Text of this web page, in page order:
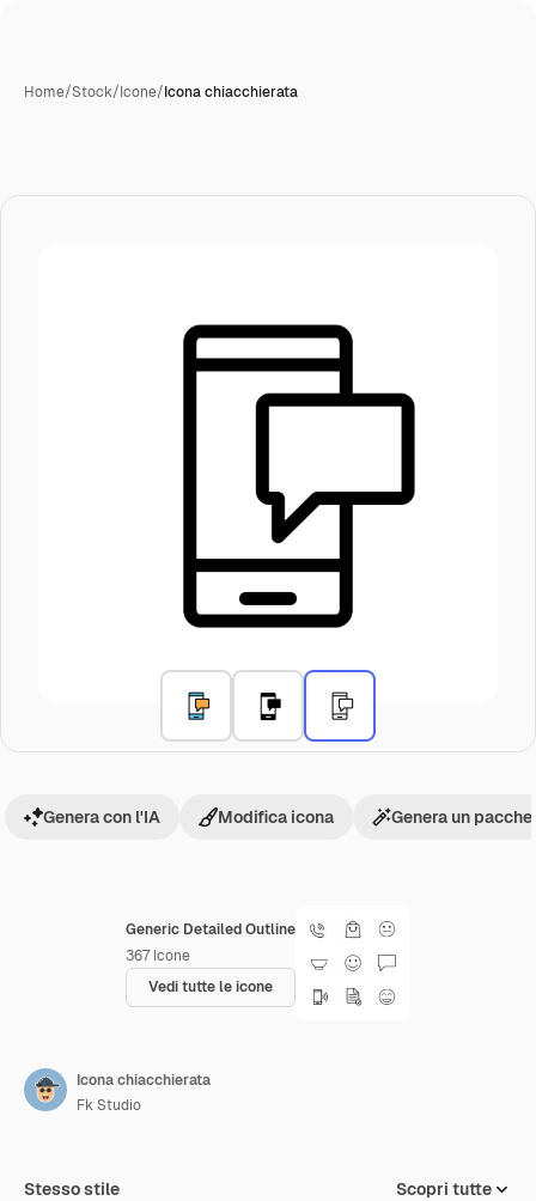
Home/Stock/Icone/Icona chiacchierata
Generic Detailed Outline
367 Icone
Vedi tutte le icone
Genera con l'IA Modifica icona Genera un
Icona chiacchierata
Fk Studio
Stesso stile Scopri tutte